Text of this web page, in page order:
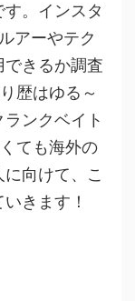
。インスタ
アーやテク
きるか調査
歴はゆる～
ンクベイト
ても海外の
向けて、こ
きます！